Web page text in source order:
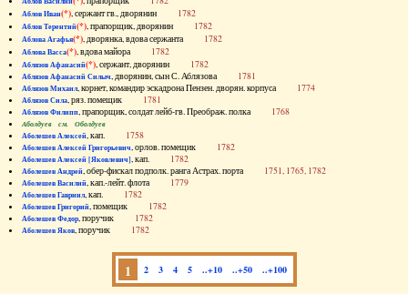
Аблов Иван(*), сержант гв., дворянин 1782
Аблов Терентий(*), прапорщик, дворянин 1782
Аблова Агафья(*), дворянка, вдова сержанта 1782
Аблова Васса(*), вдова майора 1782
Аблязов Афанасий(*), сержант, дворянин 1782
Аблязов Афанасий Силыч, дворянин, сын С. Аблязова 1781
Аблязов Михаил, корнет, командир эскадрона Пензен. дворян. корпуса 1774
Аблязов Сила, ряз. помещик 1781
Аблязов Филипп, прапорщик, солдат лейб-гв. Преображ. полка 1768
Аболдуев см. Оболдуев
Аболешев Алексей, кап. 1758
Аболешев Алексей Григорьевич, орлов. помещик 1782
Аболешев Алексей [Яковлевич], кап. 1782
Аболешев Андрей, обер-фискал подполк. ранга Астрах. порта 1751, 1765, 1782
Аболешев Василий, кап.-лейт. флота 1779
Аболешев Гавриил, кап. 1782
Аболешев Григорий, помещик 1782
Аболешев Федор, поручик 1782
Аболешев Яков, поручик 1782
1 2 3 4 5 ..+10 ..+50 ..+100